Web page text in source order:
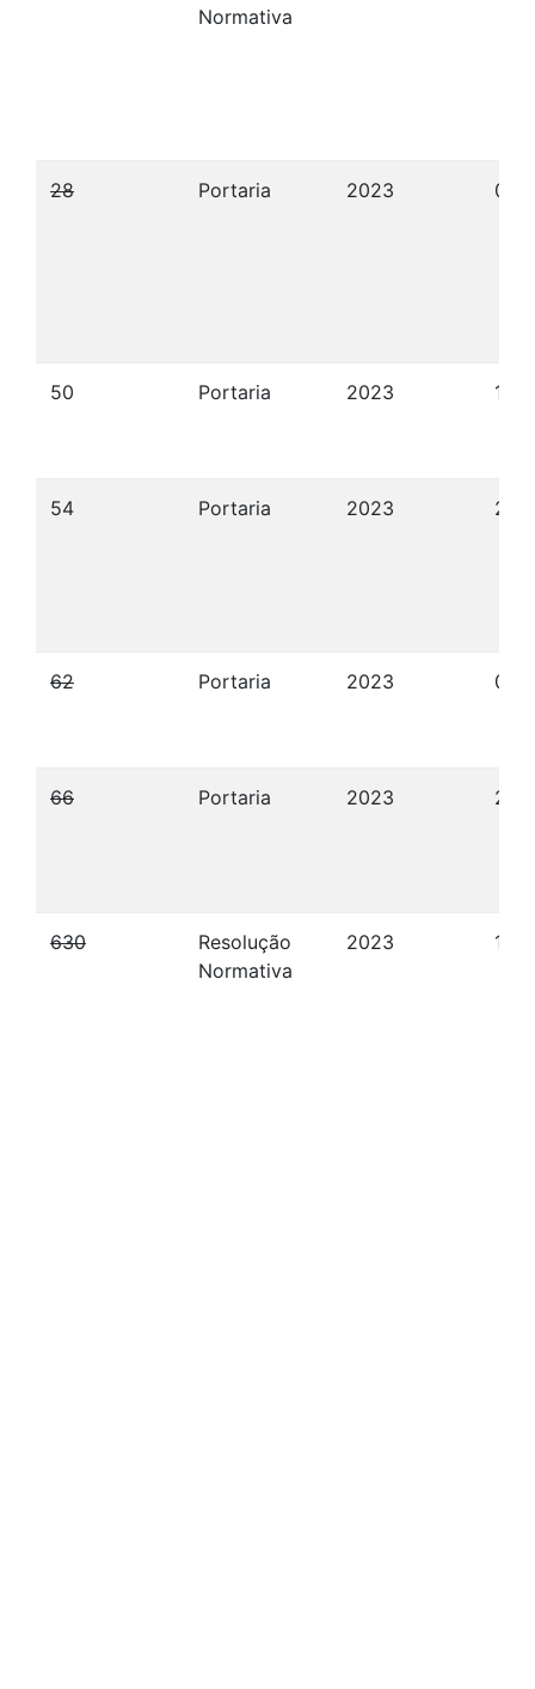
Normativa
28 Portaria 2023 01/
50 Portaria 2023 15/
54 Portaria 2023 21/
62 Portaria 2023 04/
66 Portaria 2023 23/
630
Resolução
Normativa
2023 14/